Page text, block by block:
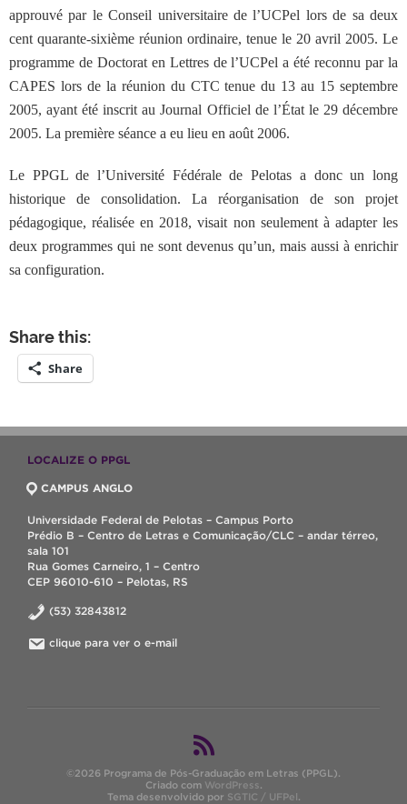
approuvé par le Conseil universitaire de l’UCPel lors de sa deux
cent quarante-sixième réunion ordinaire, tenue le 20 avril 2005. Le
programme de Doctorat en Lettres de l’UCPel a été reconnu par la
CAPES lors de la réunion du CTC tenue du 13 au 15 septembre
2005, ayant été inscrit au Journal Officiel de l’État le 29 décembre
2005. La première séance a eu lieu en août 2006.
Le PPGL de l’Université Fédérale de Pelotas a donc un long
historique de consolidation. La réorganisation de son projet
pédagogique, réalisée en 2018, visait non seulement à adapter les
deux programmes qui ne sont devenus qu’un, mais aussi à enrichir
sa configuration.
Share this:
Share
LOCALIZE O PPGL
CAMPUS ANGLO
Universidade Federal de Pelotas – Campus Porto
Prédio B – Centro de Letras e Comunicação/CLC – andar térreo,
sala 101
Rua Gomes Carneiro, 1 – Centro
CEP 96010-610 – Pelotas, RS
(53) 32843812
clique para ver o e-mail
©2026 Programa de Pós-Graduação em Letras (PPGL).
Criado com WordPress.
Tema desenvolvido por SGTIC / UFPel.